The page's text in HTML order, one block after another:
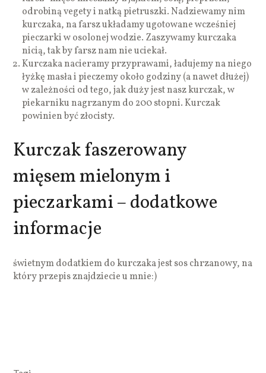
odrobiną vegety i natką pietruszki. Nadziewamy nim
kurczaka, na farsz układamy ugotowane wcześniej
pieczarki w osolonej wodzie. Zaszywamy kurczaka
nicią, tak by farsz nam nie uciekał.
Kurczaka nacieramy przyprawami, ładujemy na niego
łyżkę masła i pieczemy około godziny (a nawet dłużej)
w zależności od tego, jak duży jest nasz kurczak, w
piekarniku nagrzanym do 200 stopni. Kurczak
powinien być złocisty.
Kurczak faszerowany
mięsem mielonym i
pieczarkami – dodatkowe
informacje
świetnym dodatkiem do kurczaka jest sos chrzanowy, na
który przepis znajdziecie u mnie:)